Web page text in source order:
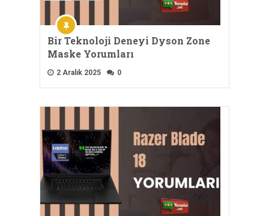
Bir Teknoloji Deneyi Dyson Zone
Maske Yorumları
2 Aralık 2025 0